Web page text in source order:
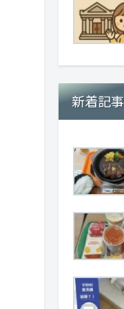
新着記事